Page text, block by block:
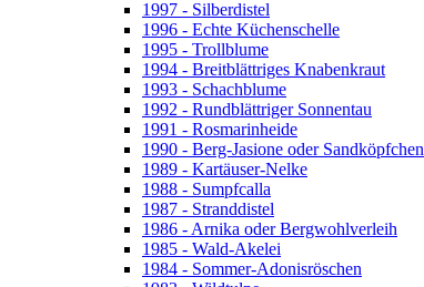
1997 - Silberdistel
1996 - Echte Küchenschelle
1995 - Trollblume
1994 - Breitblättriges Knabenkraut
1993 - Schachblume
1992 - Rundblättriger Sonnentau
1991 - Rosmarinheide
1990 - Berg-Jasione oder Sandköpfchen
1989 - Kartäuser-Nelke
1988 - Sumpfcalla
1987 - Stranddistel
1986 - Arnika oder Bergwohlverleih
1985 - Wald-Akelei
1984 - Sommer-Adonisröschen